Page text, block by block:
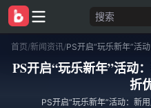
搜索
首页/新闻资讯/
PS开启“玩乐新年”活动
折
PS开启“玩乐新年”活动：新